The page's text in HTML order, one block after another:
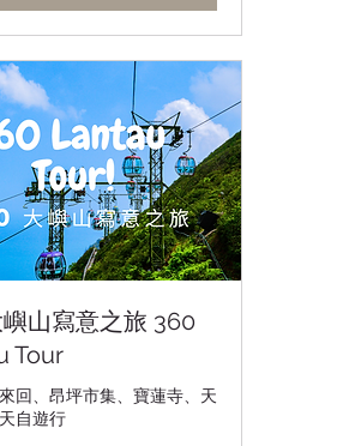
山寫意之旅 360
Tour
回、昂坪市集、寶蓮寺、天
自遊行